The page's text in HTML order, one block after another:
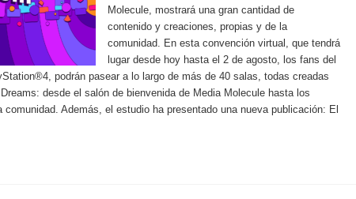
Molecule, mostrará una gran cantidad de
contenido y creaciones, propias y de la
comunidad. En esta convención virtual, que tendrá
lugar desde hoy hasta el 2 de agosto, los fans del
podrán pasear a lo largo de más de 40 salas, todas creadas
desde el salón de bienvenida de Media Molecule hasta los
Además, el estudio ha presentado una nueva publicación: El